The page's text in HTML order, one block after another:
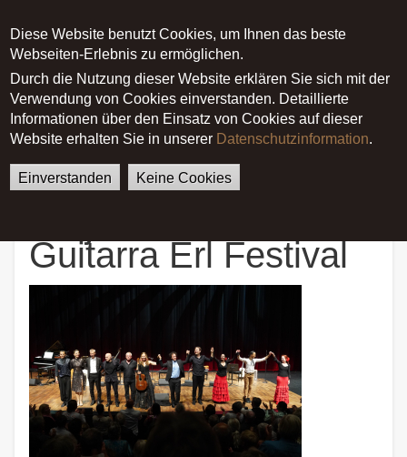
Diese Website benutzt Cookies, um Ihnen das beste
Webseiten-Erlebnis zu ermöglichen.
Durch die Nutzung dieser Website erklären Sie sich mit der
Verwendung von Cookies einverstanden. Detaillierte
Informationen über den Einsatz von Cookies auf dieser
Website erhalten Sie in unserer Datenschutzinformation.
Einverstanden Keine Cookies
Main menu
German English
Startseite
News
Umjubeltes 5. La Guitarra Erl
Festival
Guitarra Erl Festival